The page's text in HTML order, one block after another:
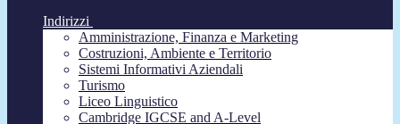
Indirizzi
Amministrazione, Finanza e Marketing
Costruzioni, Ambiente e Territorio
Sistemi Informativi Aziendali
Turismo
Liceo Linguistico
Cambridge IGCSE and A-Level